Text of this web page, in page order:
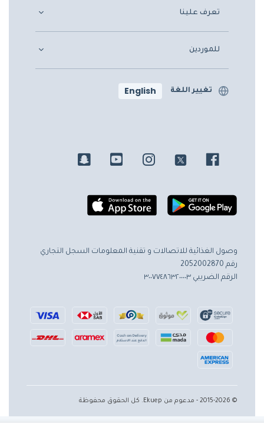
تعرف علينا
للموردين
تغيير اللغة English
وصول الغذائية للاتصالات و تقنية المعلومات السجل التجاري
رقم 2052002870
الرقم الضريبي ٣٠٠٧٧٤٨٦٣٢٠٠٠٠٣
© 2015-2026 - مدعوم من Ekuep. كل الحقوق محفوظة